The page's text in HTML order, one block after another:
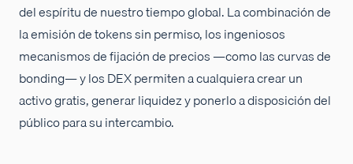
del espíritu de nuestro tiempo global. La combinación de
la emisión de tokens sin permiso, los ingeniosos
mecanismos de fijación de precios —como las curvas de
bonding— y los DEX permiten a cualquiera crear un
activo gratis, generar liquidez y ponerlo a disposición del
público para su intercambio.